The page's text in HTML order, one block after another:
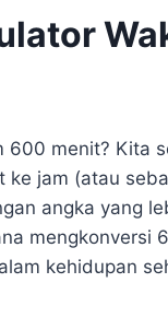
menit? Kita
jam (atau
angka yang
mengkonversi
kehidupan